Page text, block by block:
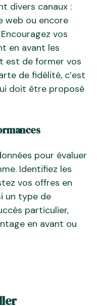
divers canaux :
web ou encore
vos
en avant les
est de former vos
de fidélité, c’est
doit être proposé
pour évaluer
Identifiez les
vos offres en
un type de
particulier,
en avant ou